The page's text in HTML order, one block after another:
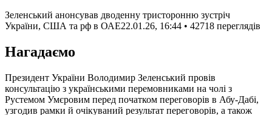
Зеленський анонсував дводенну тристоронню зустріч
України, США та рф в ОАЕ22.01.26, 16:44 • 42718 переглядiв
Нагадаємо
Президент України Володимир Зеленський провів
консультацію з українськими перемовниками на чолі з
Рустемом Умєровим перед початком переговорів в Абу-Дабі,
узгодив рамки й очікуваний результат переговорів, а також